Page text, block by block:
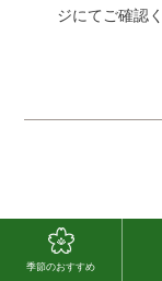
季節のおすすめ
ジにてご確認